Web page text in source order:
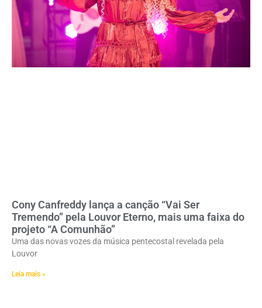
Cony Canfreddy lança a canção “Vai Ser
Tremendo” pela Louvor Eterno, mais uma faixa do
projeto “A Comunhão”
Uma das novas vozes da música pentecostal revelada pela
Louvor
Leia mais »